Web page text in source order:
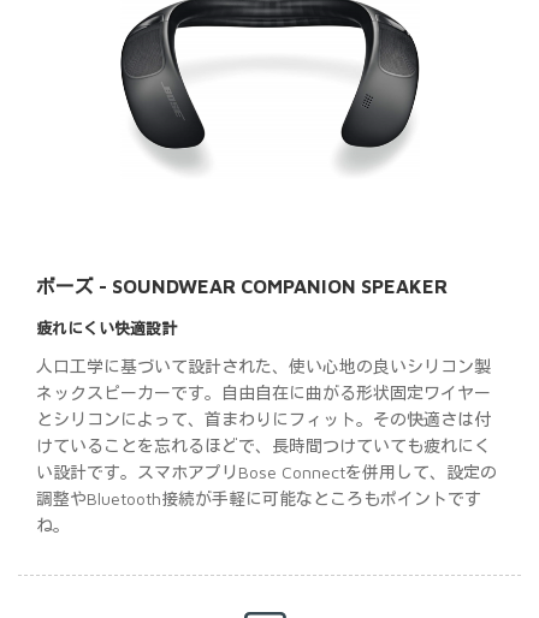
ボーズ - SOUNDWEAR COMPANION SPEAKER
疲れにくい快適設計
人口工学に基づいて設計された、使い心地の良いシリコン製
ネックスピーカーです。自由自在に曲がる形状固定ワイヤー
とシリコンによって、首まわりにフィット。その快適さは付
けていることを忘れるほどで、長時間つけていても疲れにく
い設計です。スマホアプリBose Connectを併用して、設定の
調整やBluetooth接続が手軽に可能なところもポイントです
ね。